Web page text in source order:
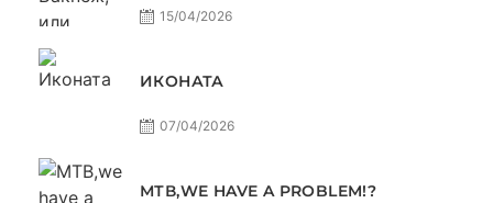
15/04/2026
ИКОНАТА
07/04/2026
МТВ,WE HAVE A PROBLEM!?